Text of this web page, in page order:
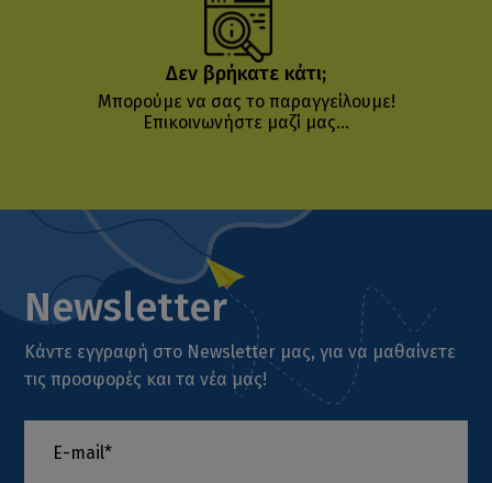
Δεν βρήκατε κάτι;
Μπορούμε να σας το παραγγείλουμε!
Επικοινωνήστε μαζί μας...
Newsletter
Κάντε εγγραφή στο Newsletter μας, για να μαθαίνετε
τις προσφορές και τα νέα μας!